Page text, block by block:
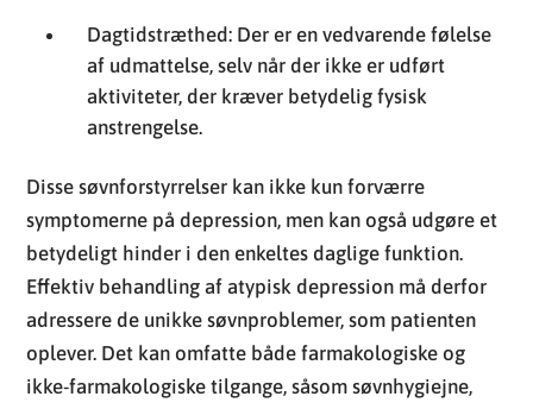
Disse søvnforstyrrelser kan ikke kun forværre
symptomerne på depression, men kan også udgøre et
betydeligt hinder i den enkeltes daglige funktion.
Effektiv behandling af atypisk depression må derfor
oplever. Det kan omfatte både farmakologiske og
ikke-farmakologiske tilgange, såsom søvnhygiejne,
regulering af søvnmønstre og i nogle tilfælde brug af
medicin til at korrigere søvnrhythmen. Søvn er en
kritisk faktor, der skal tages hånd om, når man
behandler atypisk depression, fordi god søvnkvalitet
er afgørende for den generelle mentale sundhed.